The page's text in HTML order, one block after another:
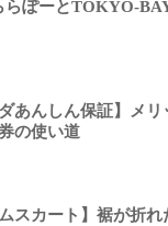
らぽーとTOKYO-
ダあんしん保証】メ
の使い道
ムスカート】裾が折